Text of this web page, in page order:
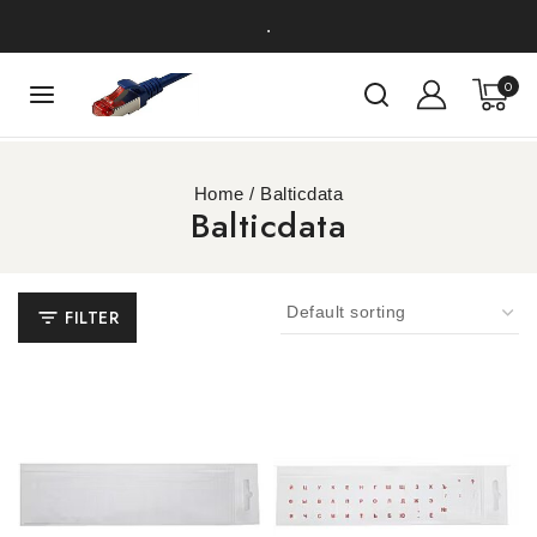
.
0
Home / Balticdata
Balticdata
FILTER